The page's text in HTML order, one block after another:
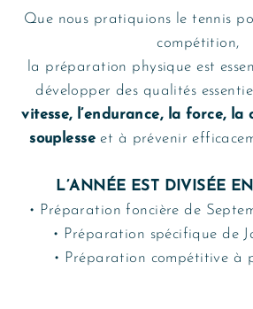
Que nous pratiquions le tennis
compétition,
la préparation physique est
développer des qualités
vitesse, l’endurance, la force,
souplesseet à prévenir
L’ANNÉE EST DIVISÉE
• Préparation foncière de
• Préparation spécifique de
• Préparation compétitive à